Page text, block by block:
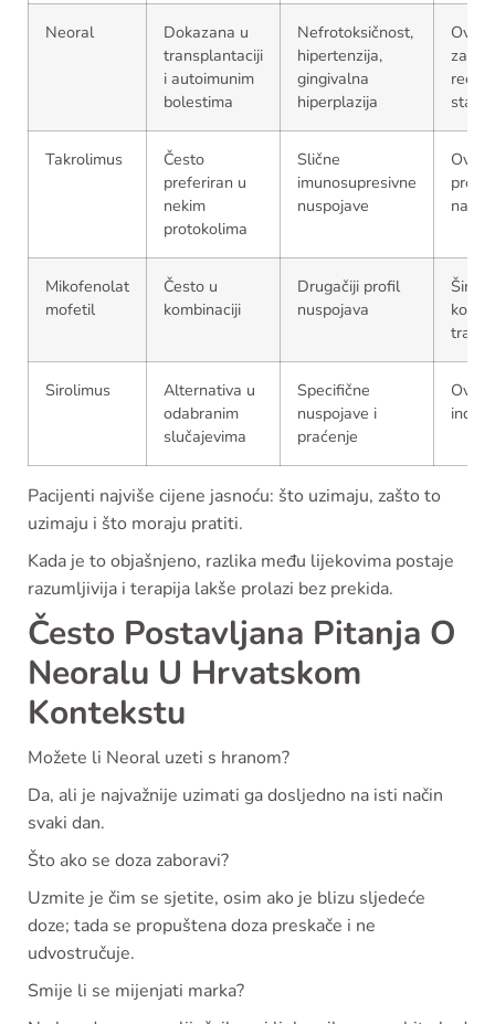
Neoral
Dokazana u
transplantaciji
i autoimunim
bolestima
Nefrotoksičnost,
hipertenzija,
gingivalna
hiperplazija
Ovisi
Takrolimus
Često
preferiran u
nekim
protokolima
Slične
imunosupresivne
nuspojave
Ovisi
Mikofenolat
mofetil
Često u
kombinaciji
Drugačiji profil
nuspojava
Široko
Sirolimus
Alternativa u
odabranim
slučajevima
Specifične
nuspojave i
praćenje
Ovisi
Pacijenti najviše cijene jasnoću: što uzimaju, zašto to
uzimaju i što moraju pratiti.
Kada je to objašnjeno, razlika među lijekovima postaje
razumljivija i terapija lakše prolazi bez prekida.
Često Postavljana Pitanja O
Neoralu U Hrvatskom
Kontekstu
Možete li Neoral uzeti s hranom?
Da, ali je najvažnije uzimati ga dosljedno na isti način
svaki dan.
Što ako se doza zaboravi?
Uzmite je čim se sjetite, osim ako je blizu sljedeće
doze; tada se propuštena doza preskače i ne
udvostručuje.
Smije li se mijenjati marka?